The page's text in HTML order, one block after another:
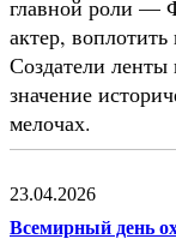
главной роли —
актер,
Создатели ленты
значение
мелочах.
23.04.2026
Всемирный день